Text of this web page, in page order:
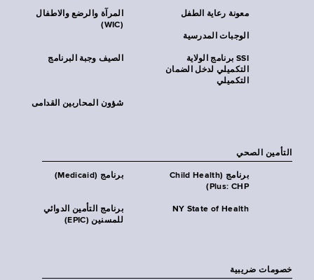
المرآة والرضع والاطفال
(WIC)
معونة رعاية الطفل
الوجبات المدرسية
الصيف وجبة البرنامج
SSI برنامج الولاية
التكميلي لدخل الضمان
التكميلي
شؤون المحاربين القدامى
التأمين الصحي
برنامج (Medicaid)
برنامج (Child Health
Plus: CHP)
برنامج التأمين الدوائي
للمسنين (EPIC)
NY State of Health
خصومات ضريبية